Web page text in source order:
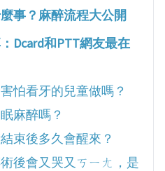
事？麻醉流程大公開
Dcard和PTT網友最在
怕看牙的兒童做嗎？
麻醉嗎？
束後多久會醒來？
後會又哭又ㄎㄧㄤ，是